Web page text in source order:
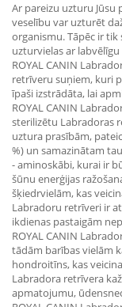
Ar pareizu uzturu Jūsu
veselību var uzturēt
organismu. Tāpēc ir
uzturvielas ar
ROYAL CANIN
retrīveru suņiem, kuri
īpaši izstrādāta, lai
ROYAL CANIN
sterilizētu Labradoras
uztura prasībām,
%) un samazinātam
- aminoskābi, kurai ir
šūnu enerģijas
šķiedrvielām, kas
Labradoru retrīveri ir
ikdienas pastaigām
ROYAL CANIN
tādām barības vielām
hondroitīns, kas
Labradora retrīvera
apmatojumu,